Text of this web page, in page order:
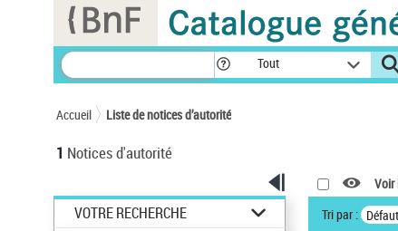
Tout
Accueil Liste de notices d’autorité
1 Notices d'autorité
VOTRE RECHERCHE
Voir
Tri par : Défaut
Panneau de gestion des cookies